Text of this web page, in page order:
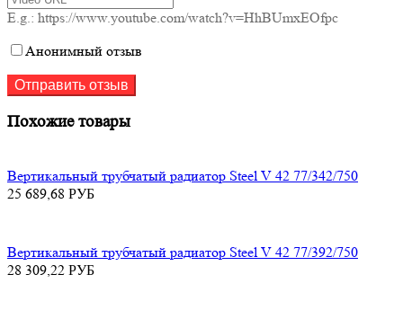
E.g.: https://www.youtube.com/watch?v=HhBUmxEOfpc
Анонимный отзыв
Похожие товары
Вертикальный трубчатый радиатор Steel V 42 77/342/750
25 689,68 РУБ
Вертикальный трубчатый радиатор Steel V 42 77/392/750
28 309,22 РУБ